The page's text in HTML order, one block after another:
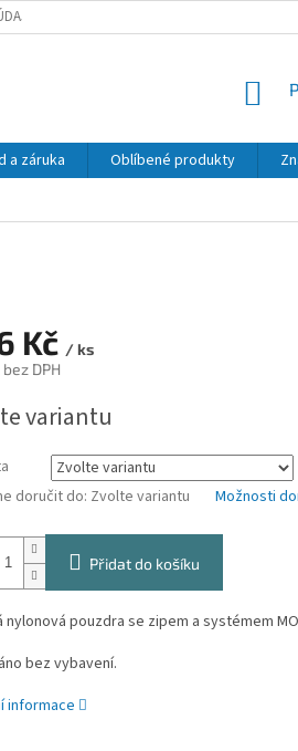
a záruka Oblíbené produkty
Kč / ks
DPH
variantu
doručit do: Zvolte variantu Možnosti
Přidat do košíku
nylonová pouzdra se zipem a systémem
bez vybavení.
informace